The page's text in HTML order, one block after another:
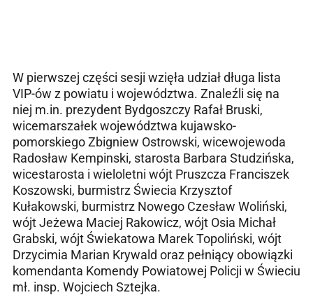
W pierwszej części sesji wzięła udział długa lista
VIP-ów z powiatu i województwa. Znaleźli się na
niej m.in. prezydent Bydgoszczy Rafał Bruski,
wicemarszałek województwa kujawsko-
pomorskiego Zbigniew Ostrowski, wicewojewoda
Radosław Kempinski, starosta Barbara Studzińska,
wicestarosta i wieloletni wójt Pruszcza Franciszek
Koszowski, burmistrz Świecia Krzysztof
Kułakowski, burmistrz Nowego Czesław Woliński,
wójt Jeżewa Maciej Rakowicz, wójt Osia Michał
Grabski, wójt Świekatowa Marek Topoliński, wójt
Drzycimia Marian Krywald oraz pełniący obowiązki
komendanta Komendy Powiatowej Policji w Świeciu
mł. insp. Wojciech Sztejka.